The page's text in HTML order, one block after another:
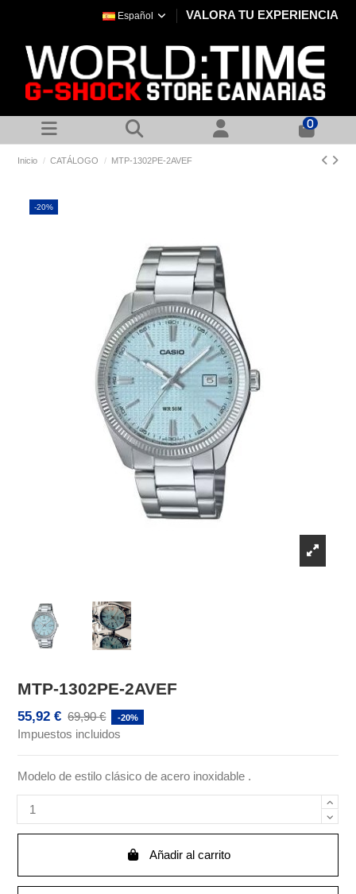
Español VALORA TU EXPERIENCIA
0
Inicio CATÁLOGO MTP-1302PE-2AVEF
-20%
MTP-1302PE-2AVEF
55,92 € 69,90 € -20%
Impuestos incluidos
Modelo de estilo clásico de acero inoxidable .
Añadir al carrito